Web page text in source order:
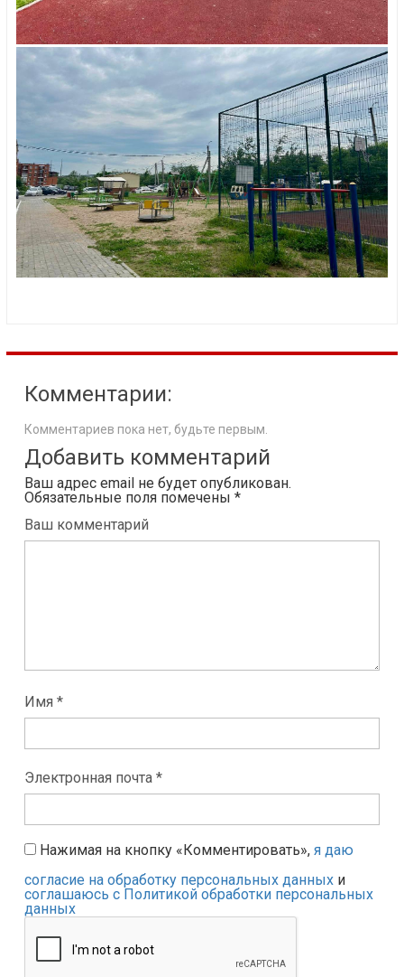
Комментарии:
Комментариев пока нет, будьте первым.
Добавить комментарий
Ваш адрес email не будет опубликован.
Обязательные поля помечены *
Ваш комментарий
Имя *
Электронная почта *
Нажимая на кнопку «Комментировать», я даю
согласие на обработку персональных данных и
соглашаюсь с Политикой обработки персональных
данных